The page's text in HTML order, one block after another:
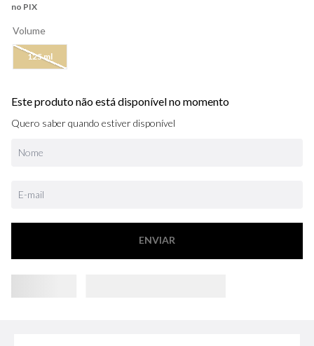
no PIX
Volume
125 ml
Este produto não está disponível no momento
Quero saber quando estiver disponível
ENVIAR